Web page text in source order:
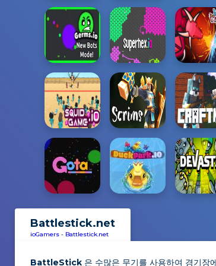
Battlestick.net
ioGamers - Battlestick.net
BattleStick 은 수많은 무기를 사용하여 경기